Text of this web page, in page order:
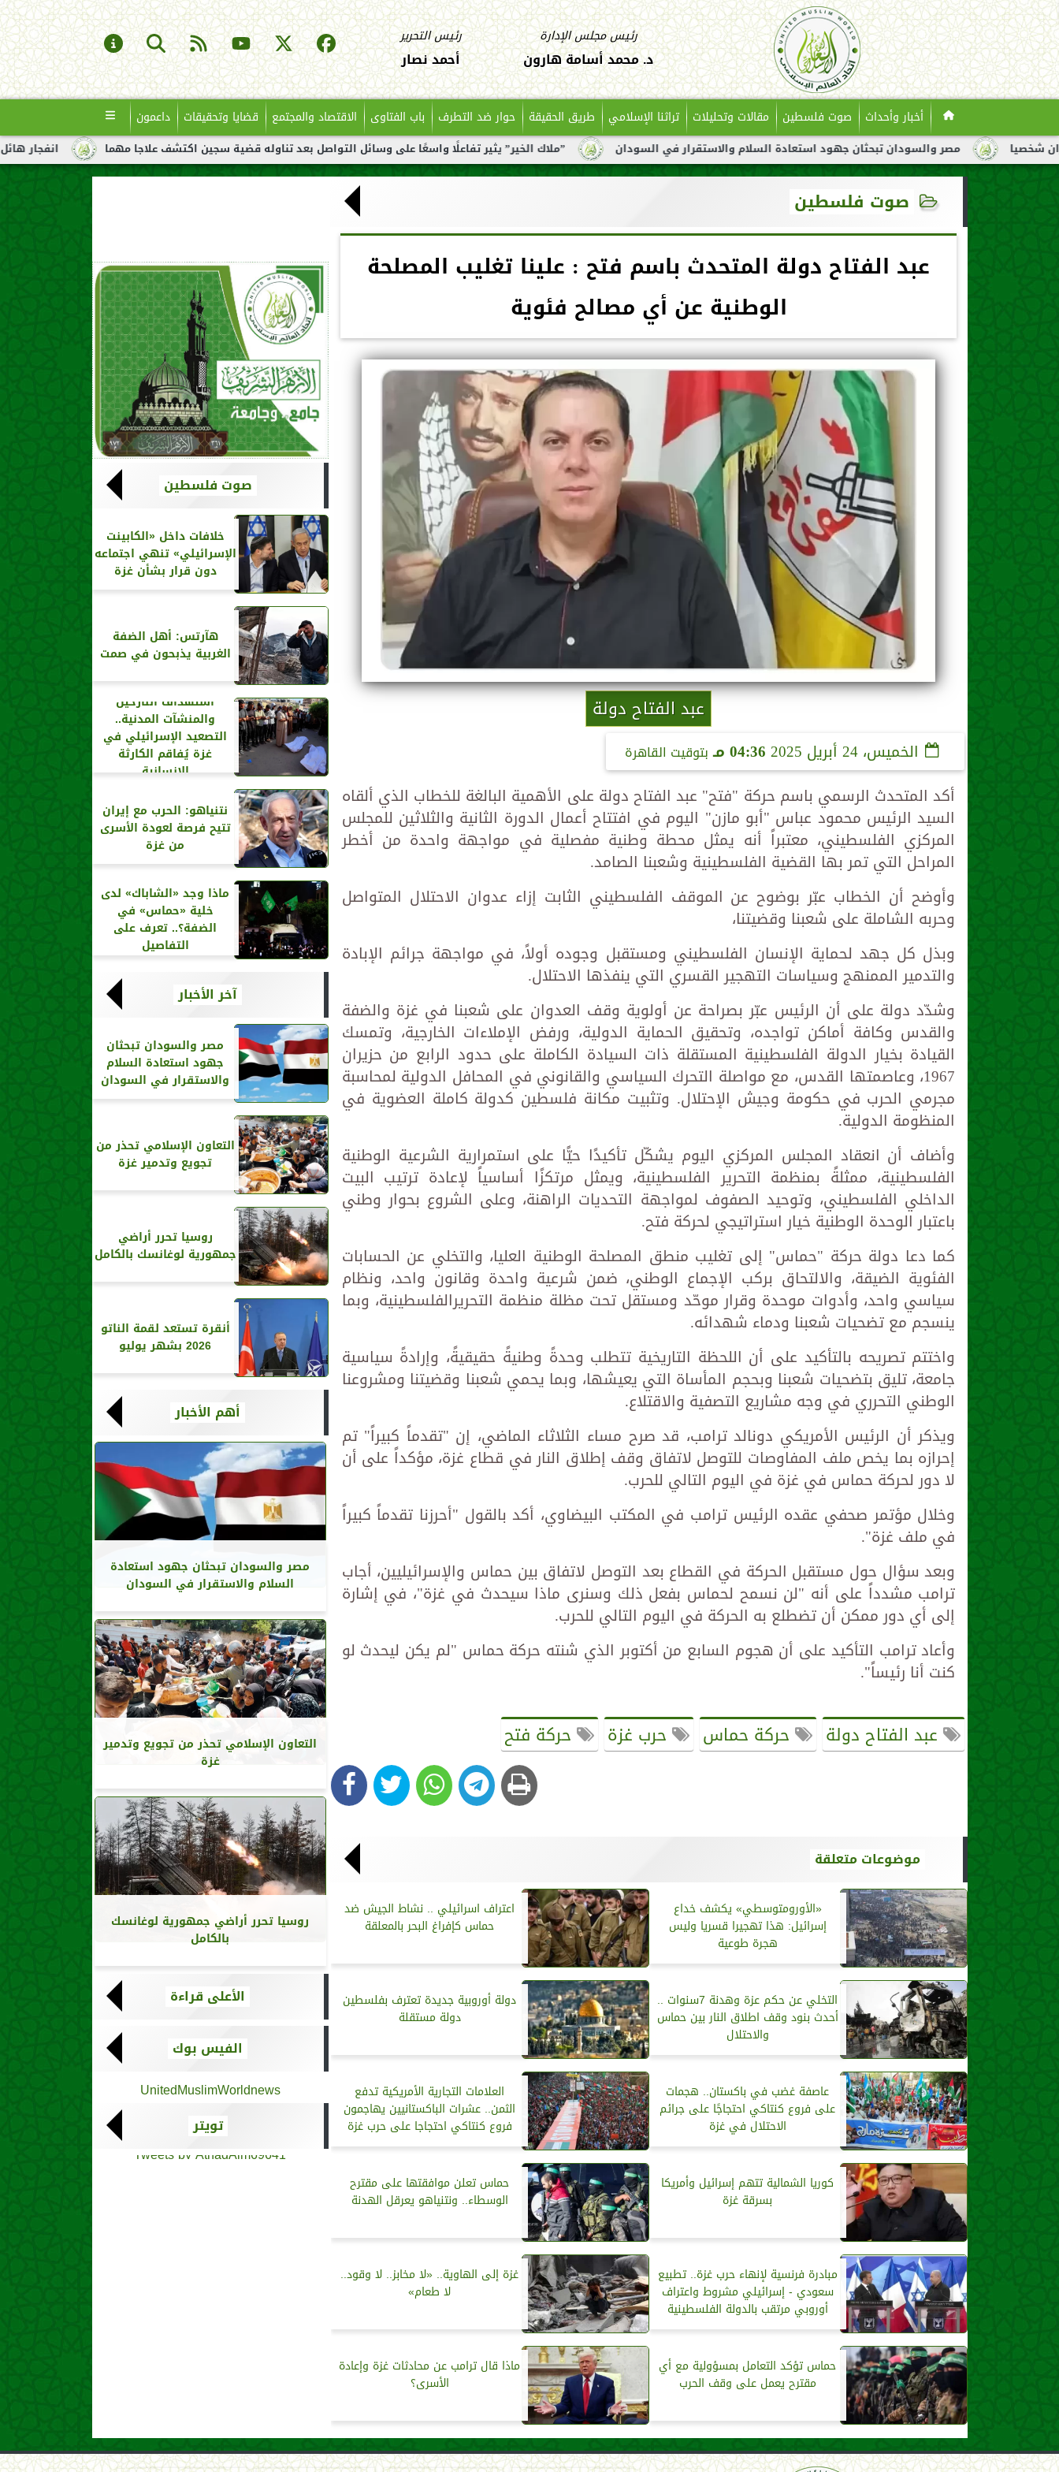
رئيس مجلس الإدارة
د. محمد أسامة هارون
رئيس التحرير
أحمد نصار
أخبار وأحداث صوت فلسطين مقالات وتحليلات تراثنا الإسلامي طريق الحقيقة حوار ضد التطرف باب الفتاوى الاقتصاد والمجتمع قضايا وتحقيقات داعمون
انفجار هائل لناقلة نفط ”ملاك الخير” يثير تفاعلًا واسعًا على وسائل التواصل بعد تناوله قضية سجين اكتشف علاجا مهما مصر والسودان تبحثان جهود استعادة السلام والاستقرار في السودان
صوت فلسطين
عبد الفتاح دولة المتحدث باسم فتح : علينا تغليب المصلحة
الوطنية عن أي مصالح فئوية
عبد الفتاح دولة
الخميس، 24 أبريل 2025 04:36 مـ بتوقيت القاهرة
أكد المتحدث الرسمي باسم حركة "فتح" عبد الفتاح دولة على الأهمية البالغة للخطاب الذي ألقاه
السيد الرئيس محمود عباس "أبو مازن" اليوم في افتتاح أعمال الدورة الثانية والثلاثين للمجلس
المركزي الفلسطيني، معتبراً أنه يمثل محطة وطنية مفصلية في مواجهة واحدة من أخطر
المراحل التي تمر بها القضية الفلسطينية وشعبنا الصامد.
وأوضح أن الخطاب عبّر بوضوح عن الموقف الفلسطيني الثابت إزاء عدوان الاحتلال المتواصل
وحربه الشاملة على شعبنا وقضيتنا،
وبذل كل جهد لحماية الإنسان الفلسطيني ومستقبل وجوده أولاً، في مواجهة جرائم الإبادة
والتدمير الممنهج وسياسات التهجير القسري التي ينفذها الاحتلال.
وشدّد دولة على أن الرئيس عبّر بصراحة عن أولوية وقف العدوان على شعبنا في غزة والضفة
والقدس وكافة أماكن تواجده، وتحقيق الحماية الدولية، ورفض الإملاءات الخارجية، وتمسك
القيادة بخيار الدولة الفلسطينية المستقلة ذات السيادة الكاملة على حدود الرابع من حزيران
1967، وعاصمتها القدس، مع مواصلة التحرك السياسي والقانوني في المحافل الدولية لمحاسبة
مجرمي الحرب في حكومة وجيش الإحتلال. وتثبيت مكانة فلسطين كدولة كاملة العضوية في
المنظومة الدولية.
وأضاف أن انعقاد المجلس المركزي اليوم يشكّل تأكيدًا حيًّا على استمرارية الشرعية الوطنية
الفلسطينية، ممثلةً بمنظمة التحرير الفلسطينية، ويمثل مرتكزًا أساسياً لإعادة ترتيب البيت
الداخلي الفلسطيني، وتوحيد الصفوف لمواجهة التحديات الراهنة، وعلى الشروع بحوار وطني
باعتبار الوحدة الوطنية خيار استراتيجي لحركة فتح.
كما دعا دولة حركة "حماس" إلى تغليب منطق المصلحة الوطنية العليا، والتخلي عن الحسابات
الفئوية الضيقة، والالتحاق بركب الإجماع الوطني، ضمن شرعية واحدة وقانون واحد، ونظام
سياسي واحد، وأدوات موحدة وقرار موحّد ومستقل تحت مظلة منظمة التحريرالفلسطينية، وبما
ينسجم مع تضحيات شعبنا ودماء شهدائه.
واختتم تصريحه بالتأكيد على أن اللحظة التاريخية تتطلب وحدةً وطنيةً حقيقيةً، وإرادةً سياسية
جامعة، تليق بتضحيات شعبنا وبحجم المأساة التي يعيشها، وبما يحمي شعبنا وقضيتنا ومشروعنا
الوطني التحرري في وجه مشاريع التصفية والاقتلاع.
ويذكر أن الرئيس الأمريكي دونالد ترامب، قد صرح مساء الثلاثاء الماضي، إن "تقدماً كبيراً" تم
إحرازه بما يخص ملف المفاوصات للتوصل لاتفاق وقف إطلاق النار في قطاع غزة، مؤكداً على أن
لا دور لحركة حماس في غزة في اليوم التالي للحرب.
وخلال مؤتمر صحفي عقده الرئيس ترامب في المكتب البيضاوي، أكد بالقول "أحرزنا تقدماً كبيراً
في ملف غزة".
وبعد سؤال حول مستقبل الحركة في القطاع بعد التوصل لاتفاق بين حماس والإسرائيليين، أجاب
ترامب مشدداً على أنه "لن نسمح لحماس بفعل ذلك وسنرى ماذا سيحدث في غزة"، في إشارة
إلى أي دور ممكن أن تضطلع به الحركة في اليوم التالي للحرب.
وأعاد ترامب التأكيد على أن هجوم السابع من أكتوبر الذي شنته حركة حماس "لم يكن ليحدث لو
كنت أنا رئيساً".
عبد الفتاح دولة حركة حماس حرب غزة حركة فتح
موضوعات متعلقة
«الأورومتوسطي» يكشف خداع
إسرائيل: هذا تهجيرا قسريا وليس
هجرة طوعية
اعتراف اسرائيلي .. نشاط الجيش ضد
حماس كإفراغ البحر بالمعلقة
التخلي عن حكم عزة وهدنة 7سنوات ..
أحدث بنود وقف اطلاق النار بين حماس
والاحتلال
دولة أوروبية جديدة تعترف بفلسطين
دولة مستقلة
عاصفة غضب في باكستان.. هجمات
على فروع كنتاكي احتجاجًا على جرائم
الاحتلال في غزة
العلامات التجارية الأمريكية تدفع
الثمن.. عشرات الباكستانيين يهاجمون
فروع كنتاكي احتجاجا على حرب غزة
كوريا الشمالية تتهم إسرائيل وأمريكا
بسرقة غزة
حماس تعلن موافقتها على مقترح
الوسطاء.. ونتنياهو يعرقل الهدنة
مبادرة فرنسية لإنهاء حرب غزة.. تطبيع
سعودي - إسرائيلي مشروط واعتراف
أوروبي مرتقب بالدولة الفلسطينية
غزة إلى الهاوية.. «لا مخابز.. لا وقود..
لا طعام»
حماس تؤكد التعامل بمسؤولية مع أي
مقترح يعمل على وقف الحرب
ماذا قال ترامب عن محادثات غزة وإعادة
الأسرى؟
صوت فلسطين
خلافات داخل «الكابينت
الإسرائيلي» تنهي اجتماعه
دون قرار بشأن غزة
هآرتس: أهل الضفة
الغربية يذبحون في صمت
استهداف النازحين
والمنشآت المدنية..
التصعيد الإسرائيلي في
غزة يُفاقم الكارثة
الإنسانية
نتنياهو: الحرب مع إيران
تتيح فرصة لعودة الأسرى
من غزة
ماذا وجد «الشاباك» لدى
خلية «حماس» في
الضفة؟.. تعرف على
التفاصيل
آخر الأخبار
مصر والسودان تبحثان
جهود استعادة السلام
والاستقرار في السودان
التعاون الإسلامي تحذر من
تجويع وتدمير غزة
روسيا تحرر أراضي
جمهورية لوغانسك بالكامل
أنقرة تستعد لقمة الناتو
2026 بشهر يوليو
أهم الأخبار
مصر والسودان تبحثان جهود استعادة
السلام والاستقرار في السودان
التعاون الإسلامي تحذر من تجويع وتدمير
غزة
روسيا تحرر أراضي جمهورية لوغانسك
بالكامل
الأعلى قراءة
الفيس بوك
UnitedMuslimWorldnews
تويتر
Tweets by AthadAlm69641